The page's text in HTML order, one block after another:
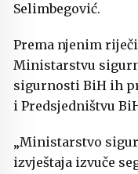
Selimbegović.
Prema njenim
Ministarstvu
sigurnosti BiH ih
i Predsjedništvu
„Ministarstvo
izvještaja izvuče